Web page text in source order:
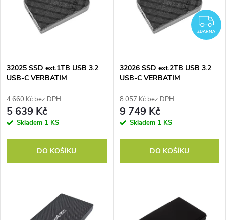
p
r
o
u
Abecedně
s
p
r
o
d
32025 SSD ext.1TB USB 3.2
USB-C VERBATIM
4 660 Kč bez DPH
5 639 Kč
Skladem 1 KS
DO KOŠÍKU
ZDARMA
32026 SSD ext.2TB USB 3.2
USB-C VERBATIM
8 057 Kč bez DPH
9 749 Kč
Skladem 1 KS
DO KOŠÍKU